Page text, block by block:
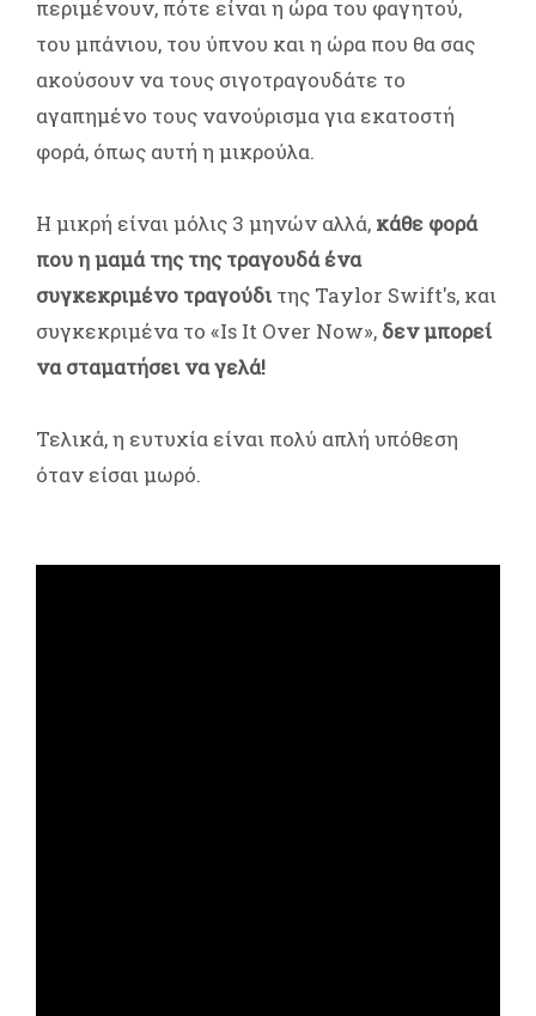
περιμένουν, πότε είναι η ώρα του φαγητού,
του μπάνιου, του ύπνου και η ώρα που θα σας
ακούσουν να τους σιγοτραγουδάτε το
αγαπημένο τους νανούρισμα για εκατοστή
φορά, όπως αυτή η μικρούλα.
Η μικρή είναι μόλις 3 μηνών αλλά, κάθε φορά
που η μαμά της της τραγουδά ένα
συγκεκριμένο τραγούδι της Taylor Swift's, και
συγκεκριμένα το «Is It Over Now», δεν μπορεί
να σταματήσει να γελά!
Τελικά, η ευτυχία είναι πολύ απλή υπόθεση
όταν είσαι μωρό.